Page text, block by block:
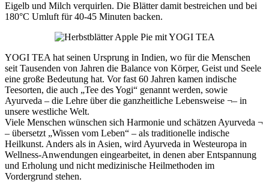
Eigelb und Milch verquirlen. Die Blätter damit bestreichen und bei
180°C Umluft für 40-45 Minuten backen.
YOGI TEA hat seinen Ursprung in Indien, wo für die Menschen
seit Tausenden von Jahren die Balance von Körper, Geist und Seele
eine große Bedeutung hat. Vor fast 60 Jahren kamen indische
Teesorten, die auch „Tee des Yogi“ genannt werden, sowie
Ayurveda – die Lehre über die ganzheitliche Lebensweise ¬– in
unsere westliche Welt.
Viele Menschen wünschen sich Harmonie und schätzen Ayurveda ¬
– übersetzt „Wissen vom Leben“ – als traditionelle indische
Heilkunst. Anders als in Asien, wird Ayurveda in Westeuropa in
Wellness-Anwendungen eingearbeitet, in denen aber Entspannung
und Erholung und nicht medizinische Heilmethoden im
Vordergrund stehen.